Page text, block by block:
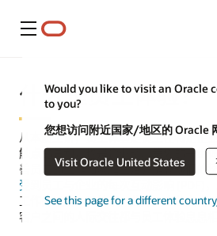
菜单
Would you like to visit an Oracle
to you?
您想访问附近国家/地区的 Oracle
Visit Oracle United States
See this page for a different
什么是员工体验？
从本质上讲，员工体验是员工在特定企
触点的总和，也是企业精心策划的一组
善员工的工作和家庭生活并提高他们的
受到员工与企业的每次互动影响 (PDF)
工作的最后一天结束。此外，企业文化
客户之间的人际交往都与员工体验息息相